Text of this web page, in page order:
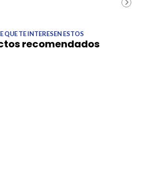
QUE TE INTERESEN ESTOS
recomendados